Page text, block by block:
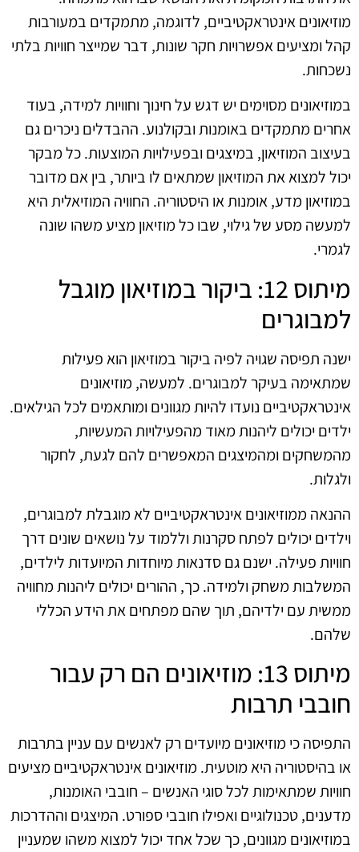
מוזיאונים אינטראקטיביים, לדוגמה, מתמקדים במעורבות
קהל ומציעים אפשרויות חקר שונות, דבר שמייצר חוויות בלתי
נשכחות.
במוזיאונים מסוימים יש דגש על חינוך וחוויות למידה, בעוד
אחרים מתמקדים באומנות ובקולנוע. ההבדלים ניכרים גם
בעיצוב המוזיאון, במיצגים ובפעילויות המוצעות. כל מבקר
יכול למצוא את המוזיאון שמתאים לו ביותר, בין אם מדובר
במוזיאון מדע, אומנות או היסטוריה. החוויה המוזיאלית היא
למעשה מסע של גילוי, שבו כל מוזיאון מציע משהו שונה
לגמרי.
מיתוס 12: ביקור במוזיאון מוגבל
למבוגרים
ישנה תפיסה שגויה לפיה ביקור במוזיאון הוא פעילות
שמתאימה בעיקר למבוגרים. למעשה, מוזיאונים
אינטראקטיביים נועדו להיות מגוונים ומותאמים לכל הגילאים.
ילדים יכולים ליהנות מאוד מהפעילויות המעשיות,
מהמשחקים ומהמיצגים המאפשרים להם לגעת, לחקור
ולגלות.
ההנאה ממוזיאונים אינטראקטיביים לא מוגבלת למבוגרים,
וילדים יכולים לפתח סקרנות וללמוד על נושאים שונים דרך
חוויות פעילה. ישנם גם סדנאות מיוחדות המיועדות לילדים,
המשלבות משחק ולמידה. כך, ההורים יכולים ליהנות מחוויה
ממשית עם ילדיהם, תוך שהם מפתחים את הידע הכללי
שלהם.
מיתוס 13: מוזיאונים הם רק עבור
חובבי תרבות
התפיסה כי מוזיאונים מיועדים רק לאנשים עם עניין בתרבות
או בהיסטוריה היא מוטעית. מוזיאונים אינטראקטיביים מציעים
חוויות שמתאימות לכל סוגי האנשים – חובבי האומנות,
מדענים, טכנולוגיים ואפילו חובבי ספורט. המיצגים וההדרכות
במוזיאונים מגוונים, כך שכל אחד יכול למצוא משהו שמעניין